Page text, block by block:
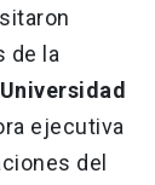
de la
ejecutiva
del